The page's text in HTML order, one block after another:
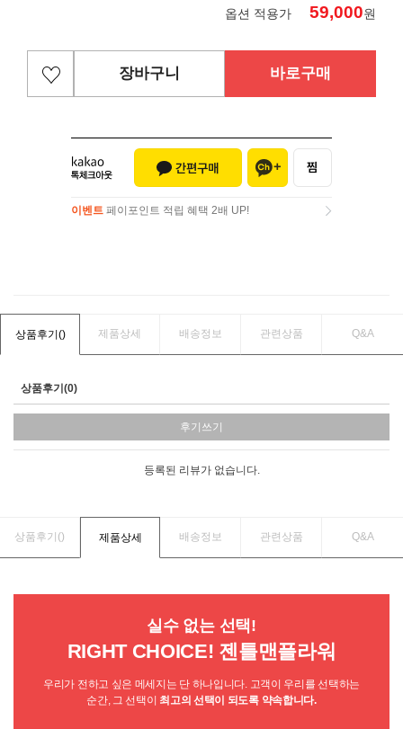
옵션 적용가 59,000원
장바구니 바로구매
이벤트 페이포인트 적립 혜택 2배 UP!
상품후기() 제품상세 배송정보 관련상품 Q&A
상품후기(0)
후기쓰기
등록된 리뷰가 없습니다.
상품후기() 제품상세 배송정보 관련상품 Q&A
실수 없는 선택!
RIGHT CHOICE! 젠틀맨플라워
우리가 전하고 싶은 메세지는 단 하나입니다. 고객이 우리를 선택하는
순간, 그 선택이 최고의 선택이 되도록 약속합니다.